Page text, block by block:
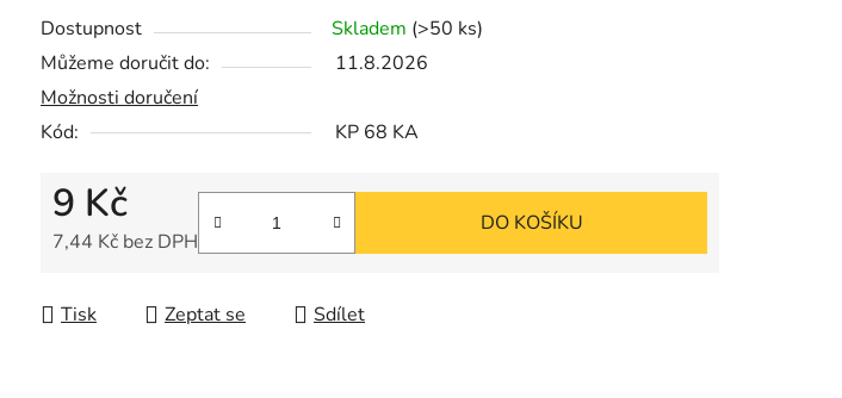
5
hvězdiček.
Dostupnost Skladem (>50 ks)
Můžeme doručit do:
11.8.2026
Možnosti doručení
Kód:
KP 68 KA
9 Kč
7,44 Kč bez DPH
DO KOŠÍKU
Tisk Zeptat se Sdílet